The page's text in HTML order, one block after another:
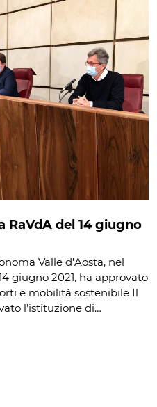
RaVdA del 14 giugno
Valle d’Aosta, nel
giugno 2021, ha approvato
e mobilità sostenibile Il
l’istituzione di…